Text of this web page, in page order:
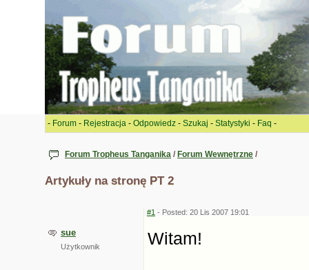
- Forum - Rejestracja - Odpowiedz - Szukaj - Statystyki - Faq -
Forum Tropheus Tanganika / Forum Wewnętrzne /
Artykuły na stronę PT 2
sue
Użytkownik
#1 - Posted: 20 Lis 2007 19:01
Witam!